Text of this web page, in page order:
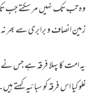
وہ تب تک نہیں مر سکتے جب
زمین انصاف و برابری سے
یہ امت کا پہلا فرقہ ہے جس نے
غلو کیا اس فرقہ کو سبائیہ کہتے